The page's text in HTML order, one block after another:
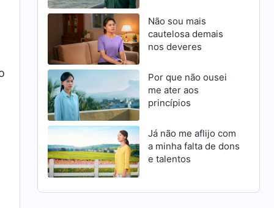
progredir
Não sou mais
cautelosa demais
nos deveres
Por que não ousei
me ater aos
princípios
Já não me aflijo com
a minha falta de dons
e talentos